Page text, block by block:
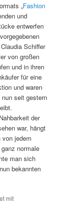
„Fashion
und
entwerfen
Schiffer
von großen
und in ihren
für eine
und waren
seit gestern
der
war, hängt
von jedem
normale
man sich
bekannten
mit